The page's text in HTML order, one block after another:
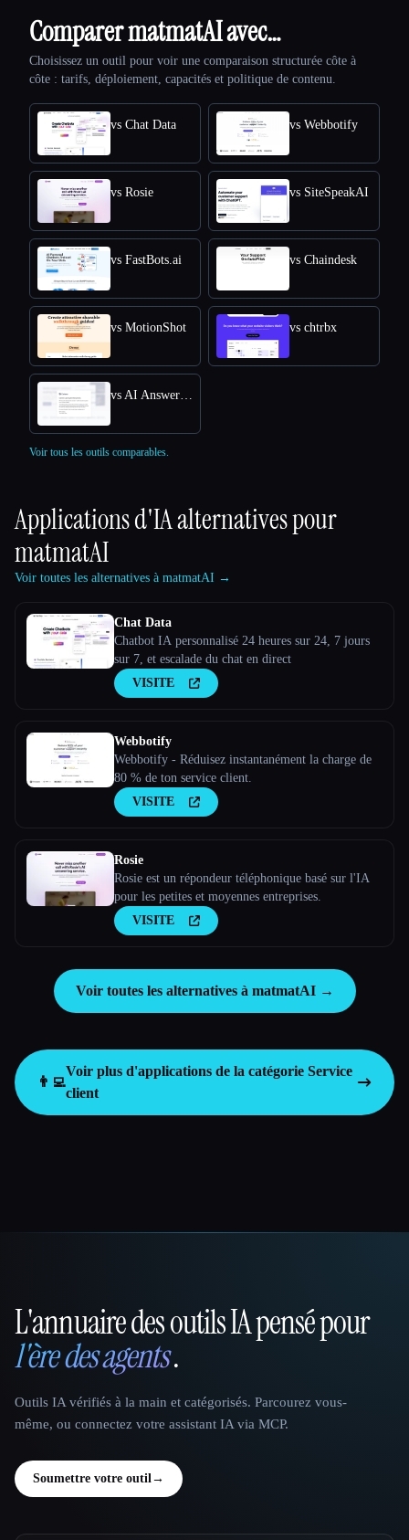
Comparer matmatAI avec…
Choisissez un outil pour voir une comparaison structurée côte à
côte : tarifs, déploiement, capacités et politique de contenu.
vs Chat Data vs Webbotify
vs Rosie vs SiteSpeakAI
vs FastBots.ai vs Chaindesk
vs MotionShot vs chtrbx
vs AI Answers by Cohere
Voir tous les outils comparables.
Applications d'IA alternatives pour
matmatAI
Voir toutes les alternatives à matmatAI →
Chat Data
Chatbot IA personnalisé 24 heures sur 24, 7 jours
sur 7, et escalade du chat en direct
VISITE
Webbotify
Webbotify - Réduisez instantanément la charge de
80 % de ton service client.
VISITE
Rosie
Rosie est un répondeur téléphonique basé sur l'IA
pour les petites et moyennes entreprises.
VISITE
Voir toutes les alternatives à matmatAI →
👨‍💻
Voir plus d'applications de la catégorie Service
client
That AI Collection
L'annuaire des outils IA pensé pour
l'ère des agents.
Outils IA vérifiés à la main et catégorisés. Parcourez vous-
même, ou connectez votre assistant IA via MCP.
Soumettre votre outil→